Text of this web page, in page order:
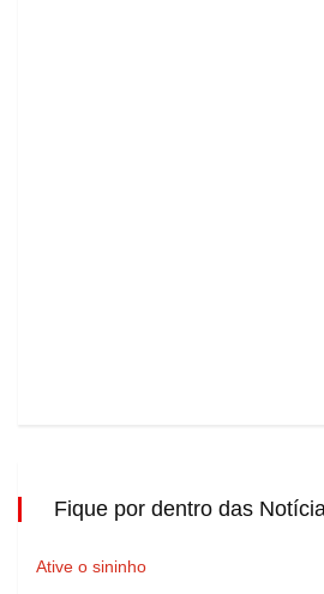
Fique por dentro das
Ative o sininho